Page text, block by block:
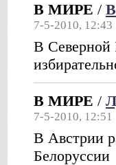
В МИРЕ /
7-5-2010, 12:43
В Северной
В МИРЕ /
7-5-2010, 12:51
В Австрии
Белоруссии